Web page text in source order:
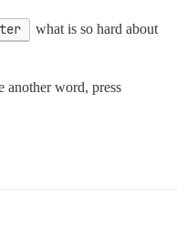
what is so hard about
another word, press